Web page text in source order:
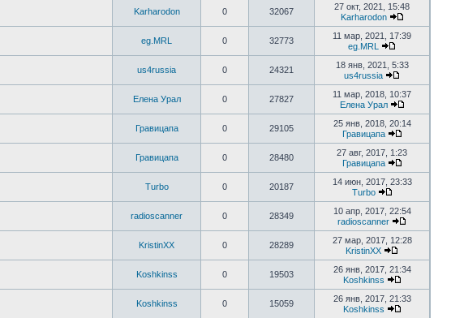
Karharodon 0 32067
27 окт, 2021, 15:48
Karharodon
eg.MRL 0 32773
11 мар, 2021, 17:39
eg.MRL
us4russia 0 24321
18 янв, 2021, 5:33
us4russia
Елена Урал 0 27827
11 мар, 2018, 10:37
Елена Урал
Гравицапа 0 29105
25 янв, 2018, 20:14
Гравицапа
Гравицапа 0 28480
27 авг, 2017, 1:23
Гравицапа
Turbo 0 20187
14 июн, 2017, 23:33
Turbo
radioscanner 0 28349
10 апр, 2017, 22:54
radioscanner
KristinXX 0 28289
27 мар, 2017, 12:28
KristinXX
Koshkinss 0 19503
26 янв, 2017, 21:34
Koshkinss
Koshkinss 0 15059
26 янв, 2017, 21:33
Koshkinss